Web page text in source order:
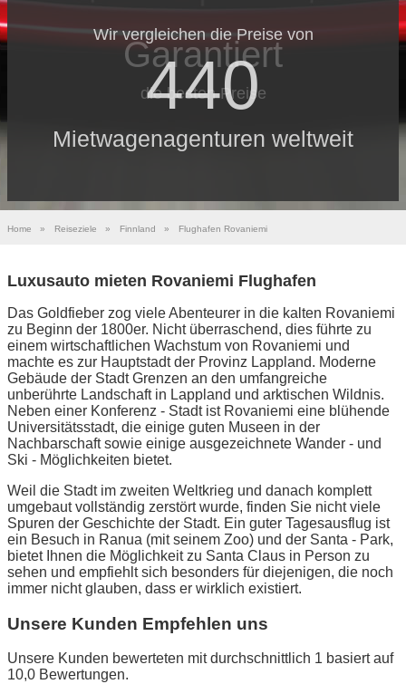
Wir vergleichen die Preise von
440
Mietwagenagenturen weltweit
Garantiert
die besten Preise
Home » Reiseziele » Finnland » Flughafen Rovaniemi
Luxusauto mieten Rovaniemi Flughafen
Das Goldfieber zog viele Abenteurer in die kalten Rovaniemi
zu Beginn der 1800er. Nicht überraschend, dies führte zu
einem wirtschaftlichen Wachstum von Rovaniemi und
machte es zur Hauptstadt der Provinz Lappland. Moderne
Gebäude der Stadt Grenzen an den umfangreiche
unberührte Landschaft in Lappland und arktischen Wildnis.
Neben einer Konferenz - Stadt ist Rovaniemi eine blühende
Universitätsstadt, die einige guten Museen in der
Nachbarschaft sowie einige ausgezeichnete Wander - und
Ski - Möglichkeiten bietet.
Weil die Stadt im zweiten Weltkrieg und danach komplett
umgebaut vollständig zerstört wurde, finden Sie nicht viele
Spuren der Geschichte der Stadt. Ein guter Tagesausflug ist
ein Besuch in Ranua (mit seinem Zoo) und der Santa - Park,
bietet Ihnen die Möglichkeit zu Santa Claus in Person zu
sehen und empfiehlt sich besonders für diejenigen, die noch
immer nicht glauben, dass er wirklich existiert.
Unsere Kunden Empfehlen uns
Unsere Kunden bewerteten mit durchschnittlich 1 basiert auf
10,0 Bewertungen.